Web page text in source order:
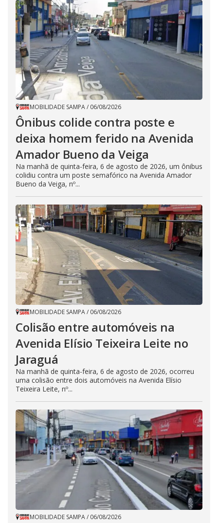
MOBILIDADE SAMPA/ 06/08/2026
Ônibus colide contra poste e
deixa homem ferido na Avenida
Amador Bueno da Veiga
Na manhã de quinta-feira, 6 de agosto de 2026, um ônibus
colidiu contra um poste semafórico na Avenida Amador
Bueno da Veiga, nº...
MOBILIDADE SAMPA/ 06/08/2026
Colisão entre automóveis na
Avenida Elísio Teixeira Leite no
Jaraguá
Na manhã de quinta-feira, 6 de agosto de 2026, ocorreu
uma colisão entre dois automóveis na Avenida Elísio
Teixeira Leite, nº...
MOBILIDADE SAMPA/ 06/08/2026